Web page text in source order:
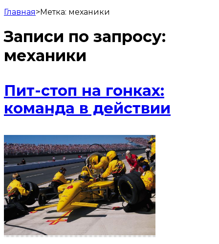
Главная>Метка: механики
Записи по запросу:
механики
Пит-стоп на гонках:
команда в действии